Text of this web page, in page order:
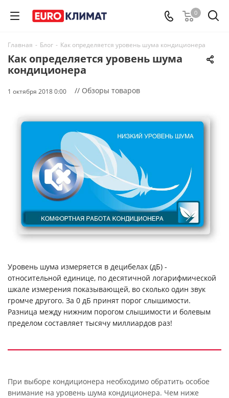
0
Главная - Блог - Как определяется уровень шума кондиционера
Как определяется уровень шума
кондиционера
1 октября 2018 0:00 // Обзоры товаров
Уровень шума измеряется в децибелах (дБ) -
относительной единице, по десятичной логарифмической
шкале измерения показывающей, во сколько один звук
громче другого. За 0 дБ принят порог слышимости.
Разница между нижним порогом слышимости и болевым
пределом составляет тысячу миллиардов раз!
При выборе кондиционера необходимо обратить особое
внимание на уровень шума кондиционера. Чем ниже